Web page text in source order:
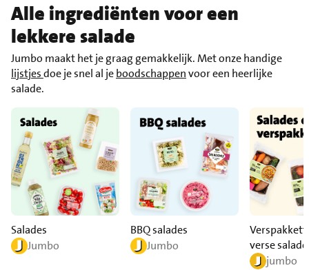
Alle ingrediënten voor een
lekkere salade
Jumbo maakt het je graag gemakkelijk. Met onze handige
lijstjesdoe je snel al jeboodschappenvoor een heerlijke
salade.
Salades
Jumbo
BBQ salades
Jumbo
verse
jumbo